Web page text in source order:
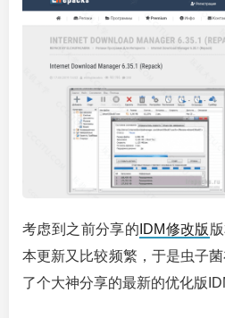
考虑到之前分享的 IDM修改版
本更新又比较频繁，于是虫子
了个大神分享的最新的优化版